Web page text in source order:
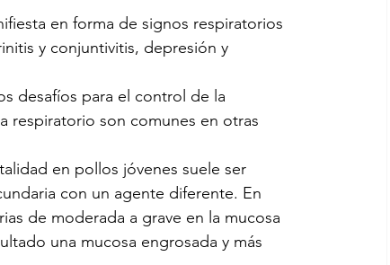
en forma de signos respiratorios
y conjuntivitis, depresión y
desafíos para el control de la
respiratorio son comunes en otras
en pollos jóvenes suele ser
con un agente diferente. En
de moderada a grave en la mucosa
una mucosa engrosada y más